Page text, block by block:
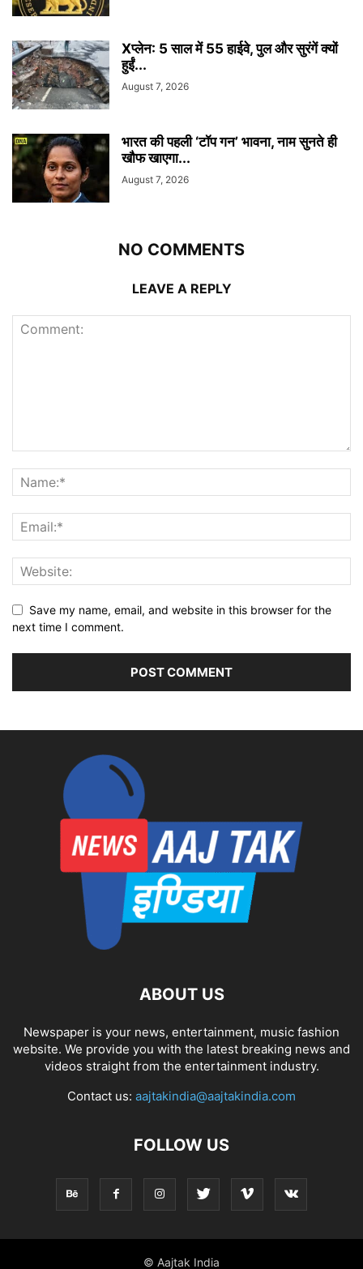
Xप्लेन: 5 साल में 55 हाईवे, पुल और सुरंगें क्यों
हुईं...
August 7, 2026
भारत की पहली ‘टॉप गन’ भावना, नाम सुनते ही
खौफ खाएगा...
August 7, 2026
NO COMMENTS
LEAVE A REPLY
Save my name, email, and website in this browser for the
next time I comment.
ABOUT US
Newspaper is your news, entertainment, music fashion
website. We provide you with the latest breaking news and
videos straight from the entertainment industry.
Contact us: aajtakindia@aajtakindia.com
FOLLOW US
© Aajtak India